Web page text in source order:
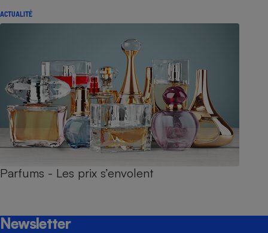
ACTUALITÉ
Parfums - Les prix s’envolent
Newsletter